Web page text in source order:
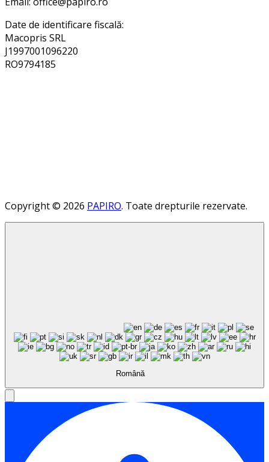
Date de identificare fiscală:
Macopris SRL
J1997001096220
RO9794185
Copyright © 2026 PAPIRO. Toate drepturile rezervate.
Română